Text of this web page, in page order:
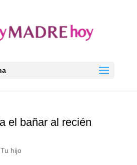
el bañar al recién
Tu hijo